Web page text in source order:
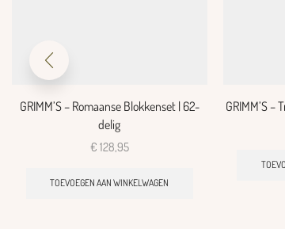
GRIMM’S – Romaanse Blokkenset | 62-
delig
€ 128,95
TOEVOEGEN AAN WINKELWAGEN
GRIMM’S –